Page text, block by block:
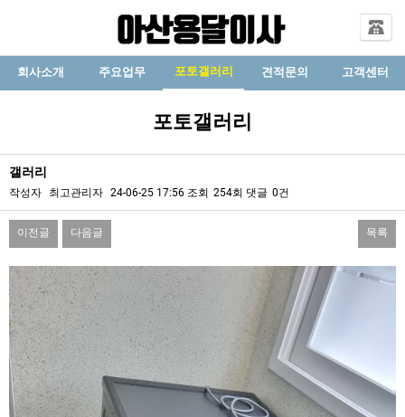
회사소개 주요업무 포토갤러리 견적문의 고객센터
포토갤러리
갤러리
작성자 최고관리자 24-06-25 17:56 조회 254회 댓글 0건
이전글 다음글 목록
본문